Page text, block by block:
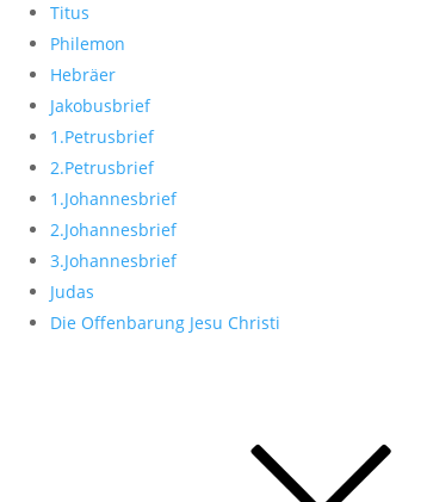
Titus
Philemon
Hebräer
Jakobusbrief
1.Petrusbrief
2.Petrusbrief
1.Johannesbrief
2.Johannesbrief
3.Johannesbrief
Judas
Die Offenbarung Jesu Christi